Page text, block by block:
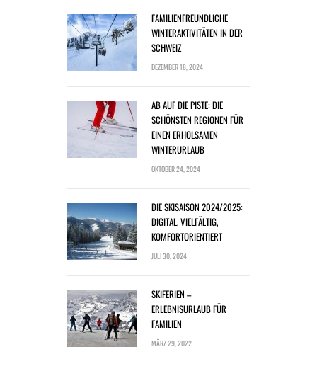
FAMILIENFREUNDLICHE
WINTERAKTIVITÄTEN IN DER
SCHWEIZ
DEZEMBER 18, 2024
AB AUF DIE PISTE: DIE
SCHÖNSTEN REGIONEN FÜR
EINEN ERHOLSAMEN
WINTERURLAUB
OKTOBER 24, 2024
DIE SKISAISON 2024/2025:
DIGITAL, VIELFÄLTIG,
KOMFORTORIENTIERT
JULI 30, 2024
SKIFERIEN –
ERLEBNISURLAUB FÜR
FAMILIEN
MÄRZ 29, 2022